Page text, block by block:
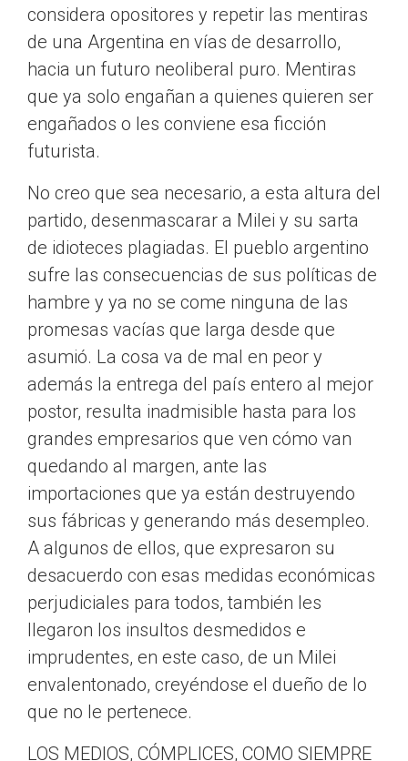
considera opositores y repetir las mentiras
de una Argentina en vías de desarrollo,
hacia un futuro neoliberal puro. Mentiras
que ya solo engañan a quienes quieren ser
engañados o les conviene esa ficción
futurista.
No creo que sea necesario, a esta altura del
partido, desenmascarar a Milei y su sarta
de idioteces plagiadas. El pueblo argentino
sufre las consecuencias de sus políticas de
hambre y ya no se come ninguna de las
promesas vacías que larga desde que
asumió. La cosa va de mal en peor y
además la entrega del país entero al mejor
postor, resulta inadmisible hasta para los
grandes empresarios que ven cómo van
quedando al margen, ante las
importaciones que ya están destruyendo
sus fábricas y generando más desempleo.
A algunos de ellos, que expresaron su
desacuerdo con esas medidas económicas
perjudiciales para todos, también les
llegaron los insultos desmedidos e
imprudentes, en este caso, de un Milei
envalentonado, creyéndose el dueño de lo
que no le pertenece.
LOS MEDIOS, CÓMPLICES, COMO SIEMPRE